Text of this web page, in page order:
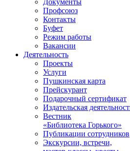
Документы
Профсоюз
Контакты
Буфет
Режим работы
Вакансии
Деятельность
Проекты
Услуги
Пушкинская карта
Прейскурант
Подарочный сертификат
Издательская
Вестник
«Библиотека Горького»
Публикации сотрудников
Экскурсии, встречи,